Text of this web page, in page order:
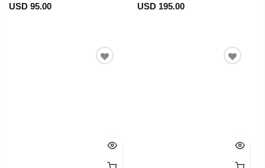
USD 95.00 USD 195.00